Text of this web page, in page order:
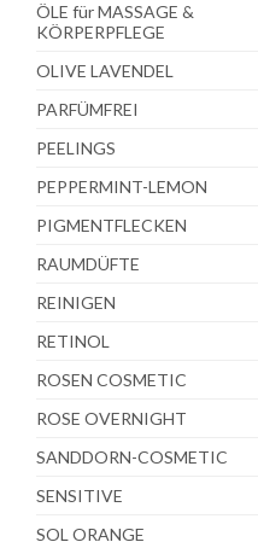
ÖLE für MASSAGE &
KÖRPERPFLEGE
OLIVE LAVENDEL
PARFÜMFREI
PEELINGS
PEPPERMINT-LEMON
PIGMENTFLECKEN
RAUMDÜFTE
REINIGEN
RETINOL
ROSEN COSMETIC
ROSE OVERNIGHT
SANDDORN-COSMETIC
SENSITIVE
SOL ORANGE